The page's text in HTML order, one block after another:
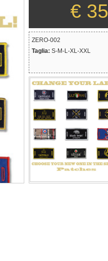
€ 35
ZERO-002
Taglia: S-M-L-XL-XXL